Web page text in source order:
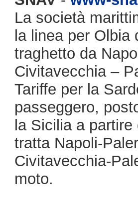
La società
la linea per
traghetto da
Civitavecchia –
Tariffe per la
passeggero,
la Sicilia a
tratta Napoli-
Civitavecchia-
moto.